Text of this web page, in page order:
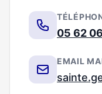
05 62
EMAIL